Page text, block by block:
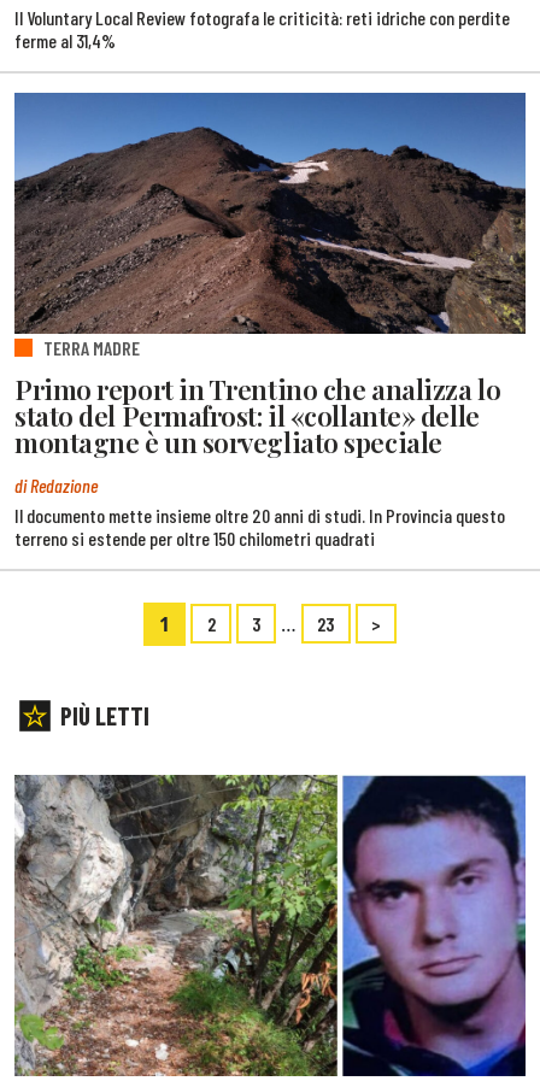
Il Voluntary Local Review fotografa le criticità: reti idriche con perdite
ferme al 31,4%
TERRA MADRE
Primo report in Trentino che analizza lo
stato del Permafrost: il «collante» delle
montagne è un sorvegliato speciale
di Redazione
Il documento mette insieme oltre 20 anni di studi. In Provincia questo
terreno si estende per oltre 150 chilometri quadrati
1 2 3 … 23 >
PIÙ LETTI